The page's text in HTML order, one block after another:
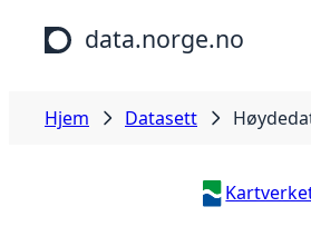
Hopp til hovedinnhold
data.norge.no
Hjem Datasett